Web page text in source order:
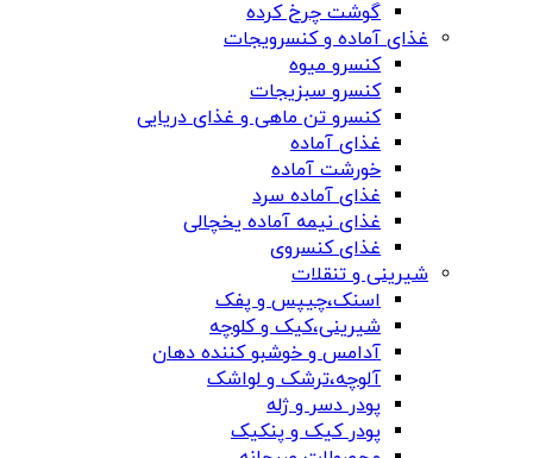
گوشت چرخ کرده
غذای آماده و کنسرویجات
کنسرو میوه
کنسرو سبزیجات
کنسرو تن ماهی و غذای دریایی
غذای آماده
خورشت آماده
غذای آماده سرد
غذای نیمه آماده یخچالی
غذای کنسروی
شیرینی و تنقلات
اسنک،چیپس و پفک
شیرینی،کیک و کلوچه
آدامس و خوشبو کننده دهان
آلوچه،ترشک و لواشک
پودر دسر و ژله
پودر کیک و پنکیک